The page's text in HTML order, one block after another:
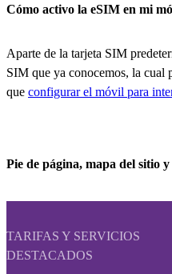
Cómo activo la eSIM en mi
Aparte de la tarjeta SIM
SIM que ya conocemos, la cual
que configurar el móvil para
Pie de página, mapa del sitio
TARIFAS Y SERVICIOS
DESTACADOS